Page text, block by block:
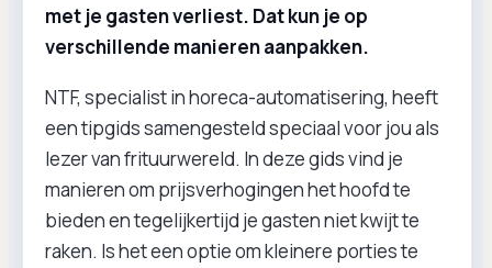
met je gasten verliest. Dat kun je op
verschillende manieren aanpakken.
NTF, specialist in horeca-automatisering, heeft
een tipgids samengesteld speciaal voor jou als
lezer van frituurwereld. In deze gids vind je
manieren om prijsverhogingen het hoofd te
bieden en tegelijkertijd je gasten niet kwijt te
raken. Is het een optie om kleinere porties te